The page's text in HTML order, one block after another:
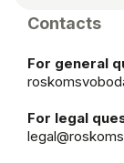
Contacts
For general
For legal